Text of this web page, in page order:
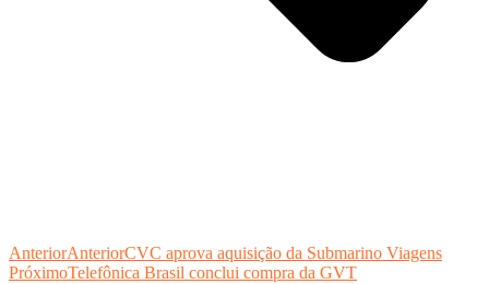
AnteriorAnteriorCVC aprova aquisição da Submarino Viagens
PróximoTelefônica Brasil conclui compra da GVT